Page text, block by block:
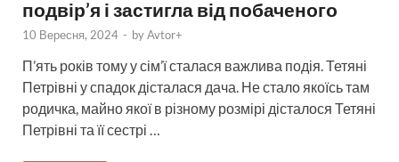
подвір’я і застигла від побаченого
10 Вересня, 2024 - byAvtor+
П’ять років тому у сім’ї сталася важлива подія. Тетяні
Петрівні у спадок дісталася дача. Не стало якоїсь там
родичка, майно якої в різному розмірі дісталося Тетяні
Петрівні та її сестрі …